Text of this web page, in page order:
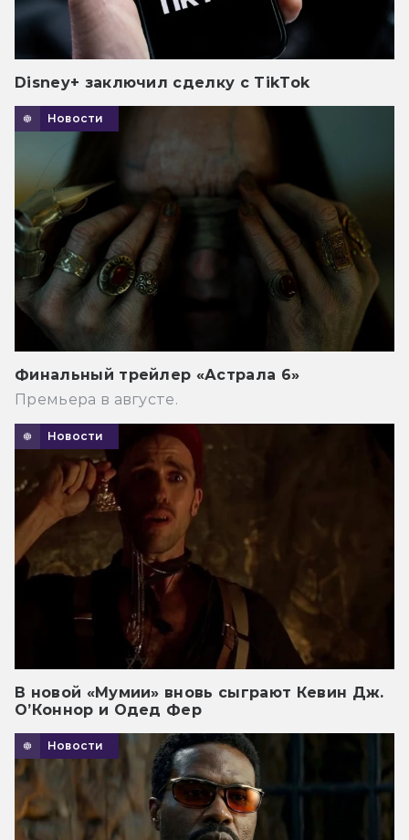
Disney+ заключил сделку с TikTok
Новости
Финальный трейлер «Астрала 6»
Премьера в августе.
Новости
В новой «Мумии» вновь сыграют Кевин Дж.
О’Коннор и Одед Фер
Новости